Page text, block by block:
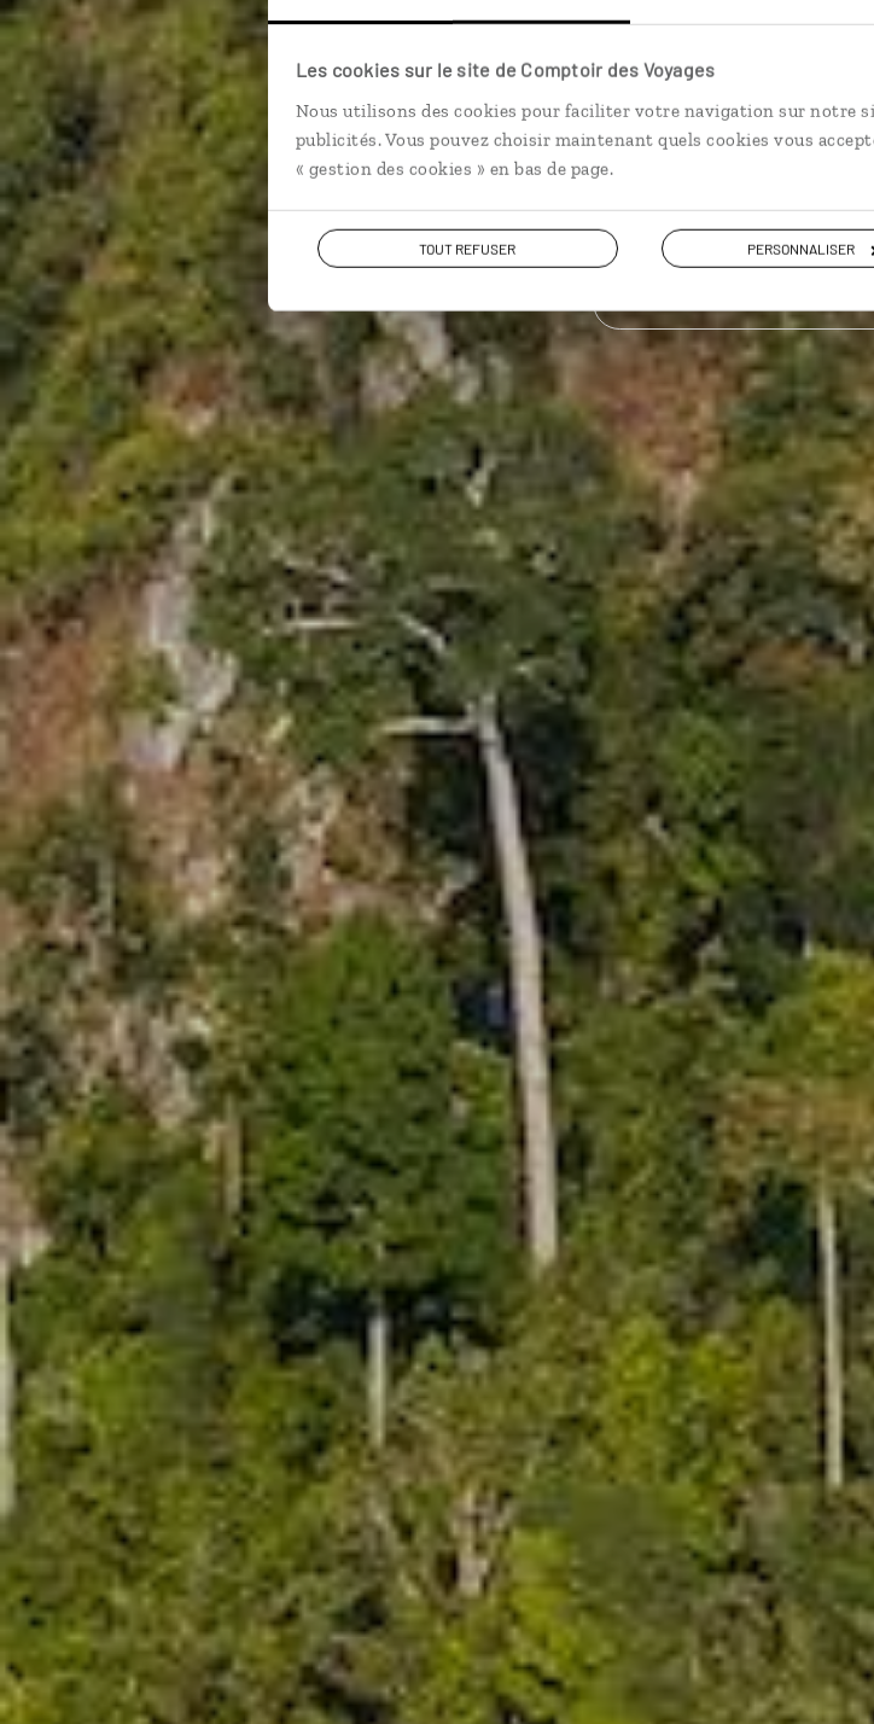
Les cookies sur le site de Comptoir des Voyages
Nous utilisons des cookies pour faciliter votre navigation sur notre
publicités. Vous pouvez choisir maintenant quels cookies vous
« gestion des cookies » en bas de page.
TOUT REFUSER PERSONNALISER
Circuit en immersion dans le Sud thaïlandais : Khao
Voyager en
Voir les 251 avis sur les